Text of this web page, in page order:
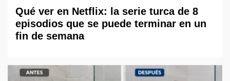
Qué ver en Netflix: la serie turca de 8
episodios que se puede terminar en un
fin de semana